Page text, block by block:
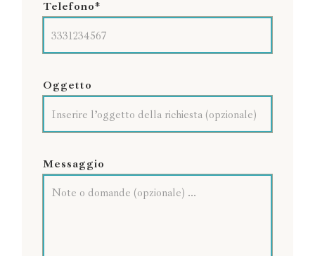
Telefono*
Oggetto
Messaggio